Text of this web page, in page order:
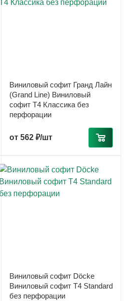
Виниловый софит Гранд Лайн
(Grand Line) Виниловый
софит T4 Классика без
перфорации
от 562 ₽/шт
Виниловый софит Döcke
Виниловый софит T4 Standard
без перфорации